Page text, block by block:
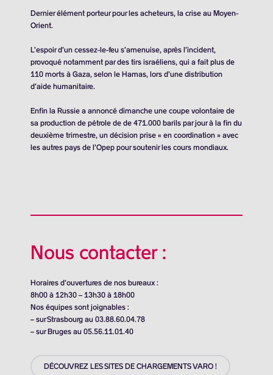
Dernier élément porteur pour les acheteurs, la crise au Moyen-
Orient.
L’espoir d’un cessez-le-feu s’amenuise, après l’incident,
provoqué notamment par des tirs israéliens, qui a fait plus de
110 morts à Gaza, selon le Hamas, lors d’une distribution
d’aide humanitaire.
Enfin la Russie a annoncé dimanche une coupe volontaire de
sa production de pétrole de de 471.000 barils par jour à la fin du
deuxième trimestre, un décision prise « en coordination » avec
les autres pays de l’Opep pour soutenir les cours mondiaux.
Nous contacter :
Horaires d’ouvertures de nos bureaux :
8h00 à 12h30 – 13h30 à 18h00
Nos équipes sont joignables :
– sur Strasbourg au 03.88.60.04.78
– sur Bruges au 05.56.11.01.40
DÉCOUVREZ LES SITES DE CHARGEMENTS VARO !